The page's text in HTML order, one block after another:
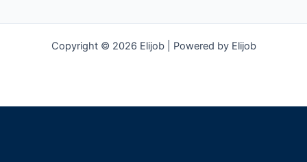
Copyright © 2026 Elijob | Powered by Elijob